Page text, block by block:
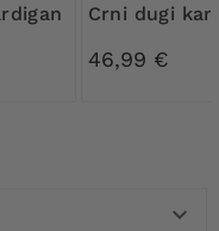
Crni dugi
46,99 €
